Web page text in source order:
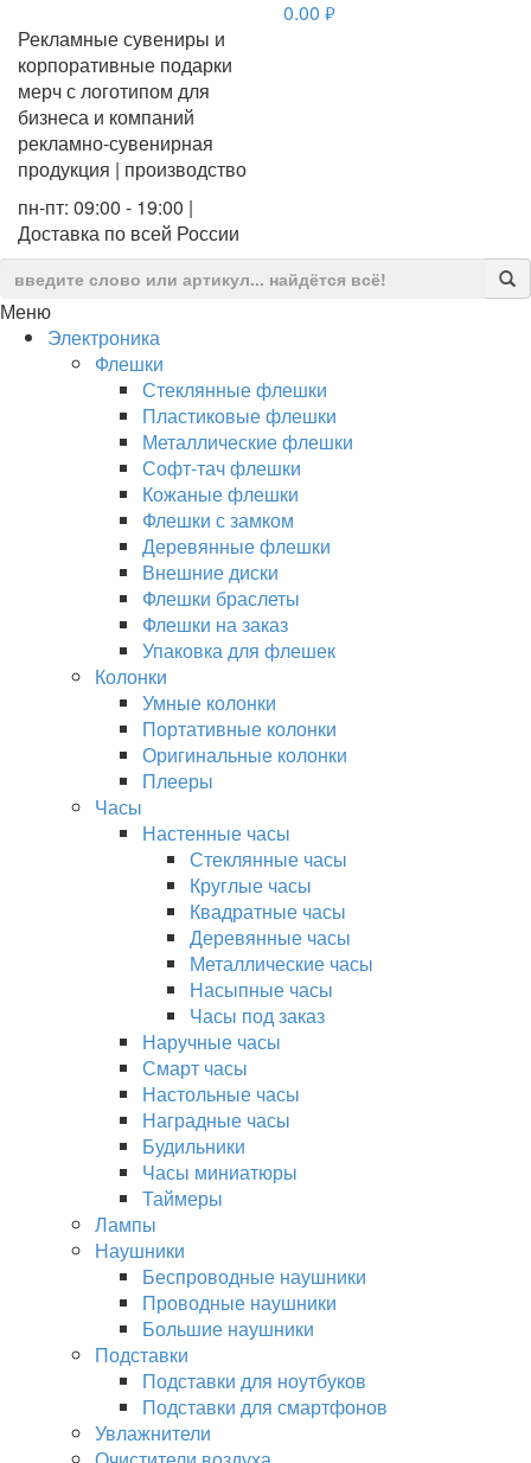
Рекламные сувениры и
корпоративные подарки
мерч с логотипом для
бизнеса и компаний
рекламно-сувенирная
продукция | производство
пн-пт: 09:00 - 19:00 |
Доставка по всей России
0.00 руб.
Меню
Электроника
Флешки
Стеклянные флешки
Пластиковые флешки
Металлические флешки
Софт-тач флешки
Кожаные флешки
Флешки с замком
Деревянные флешки
Внешние диски
Флешки браслеты
Флешки на заказ
Упаковка для флешек
Колонки
Умные колонки
Портативные колонки
Оригинальные колонки
Плееры
Часы
Настенные часы
Стеклянные часы
Круглые часы
Квадратные часы
Деревянные часы
Металлические часы
Насыпные часы
Часы под заказ
Наручные часы
Смарт часы
Настольные часы
Наградные часы
Будильники
Часы миниатюры
Таймеры
Лампы
Наушники
Беспроводные наушники
Проводные наушники
Большие наушники
Подставки
Подставки для ноутбуков
Подставки для смартфонов
Увлажнители